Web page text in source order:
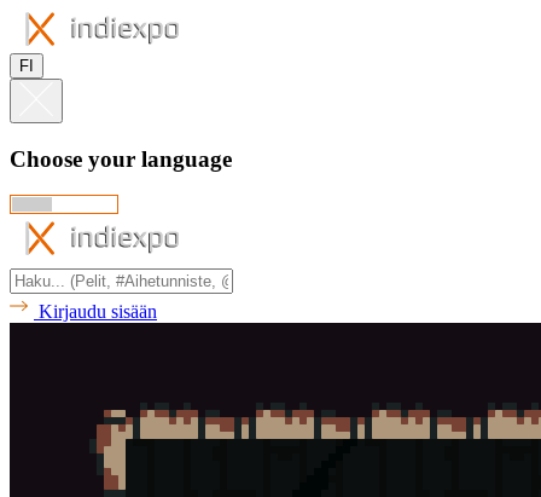
FI
Choose your language
Kirjaudu sisään